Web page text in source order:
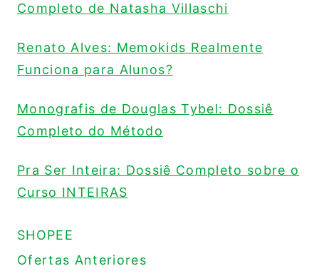
Completo de Natasha Villaschi
Renato Alves: Memokids Realmente
Funciona para Alunos?
Monografis de Douglas Tybel: Dossiê
Completo do Método
Pra Ser Inteira: Dossiê Completo sobre o
Curso INTEIRAS
SHOPEE
Ofertas Anteriores